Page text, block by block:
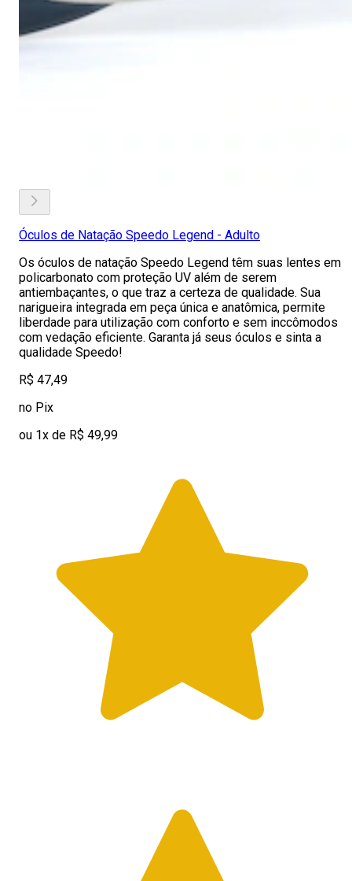
Óculos de Natação Speedo Legend - Adulto
Os óculos de natação Speedo Legend têm suas lentes em
policarbonato com proteção UV além de serem
antiembaçantes, o que traz a certeza de qualidade. Sua
narigueira integrada em peça única e anatômica, permite
liberdade para utilização com conforto e sem inccômodos
com vedação eficiente. Garanta já seus óculos e sinta a
qualidade Speedo!
R$ 47,49
no Pix
ou 1x de R$ 49,99